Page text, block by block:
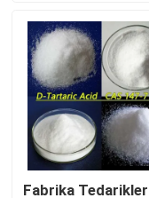
Bir teklif isteği
Günlük Kimyasal
Organik
İnce Kimyasal
Fabrika